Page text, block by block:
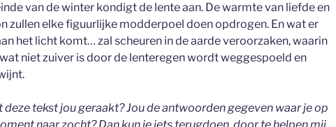
van de winter kondigt de lente aan. De warmte van liefde en
zullen elke figuurlijke modderpoel doen opdrogen. En wat er
het licht komt… zal scheuren in de aarde veroorzaken, waarin
niet zuiver is door de lenteregen wordt weggespoeld en
deze tekst jou geraakt? Jou de antwoorden gegeven waar je op